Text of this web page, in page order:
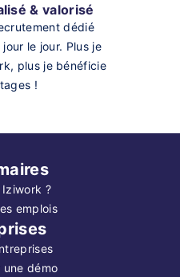
& valorisé
dédié
jour le jour. Plus je
plus je bénéficie
!
Iziwork ?
emplois
une démo